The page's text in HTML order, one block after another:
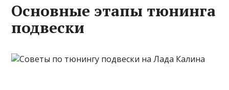
Основные этапы тюнинга
подвески